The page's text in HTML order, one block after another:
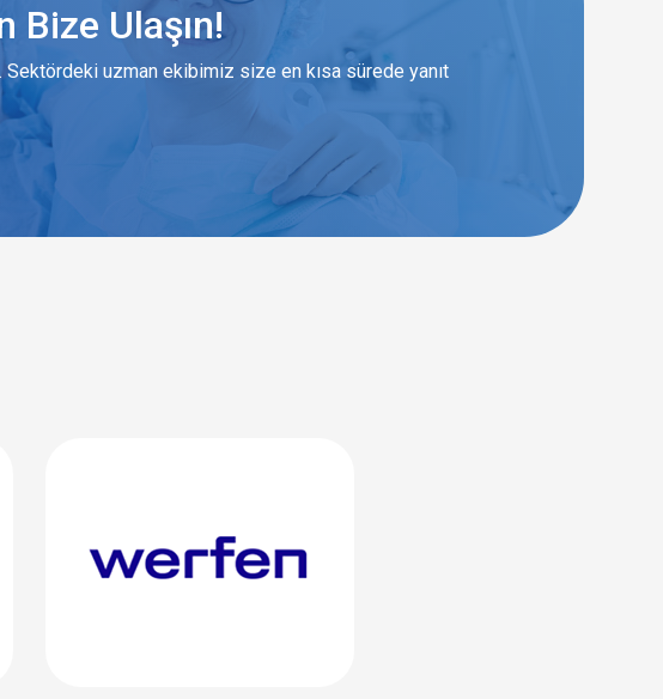
Bize Ulaşın!
uzman ekibimiz size en kısa sürede yanıt